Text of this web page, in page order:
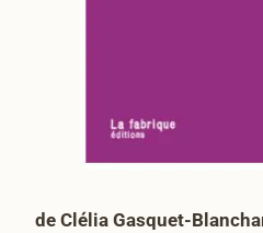
de Clélia Gasquet-